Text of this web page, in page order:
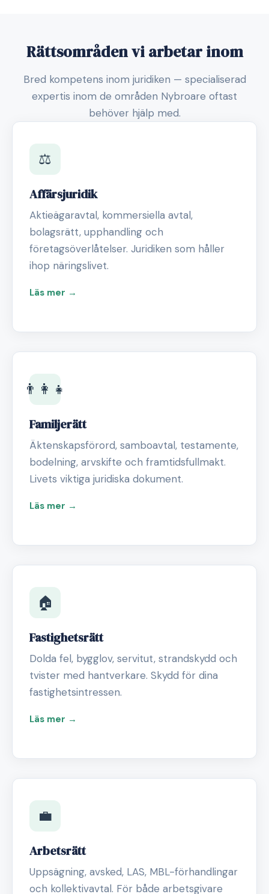
Rättsområden vi arbetar inom
Bred kompetens inom juridiken — specialiserad
expertis inom de områden Nybroare oftast
behöver hjälp med.
⚖️
Affärsjuridik
Aktieägaravtal, kommersiella avtal,
bolagsrätt, upphandling och
företagsöverlåtelser. Juridiken som håller
ihop näringslivet.
Läs mer →
👨‍👩‍👧
Familjerätt
Äktenskapsförord, samboavtal, testamente,
bodelning, arvskifte och framtidsfullmakt.
Livets viktiga juridiska dokument.
Läs mer →
🏠
Fastighetsrätt
Dolda fel, bygglov, servitut, strandskydd och
tvister med hantverkare. Skydd för dina
fastighetsintressen.
Läs mer →
💼
Arbetsrätt
Uppsägning, avsked, LAS, MBL-förhandlingar
och kollektivavtal. För både arbetsgivare